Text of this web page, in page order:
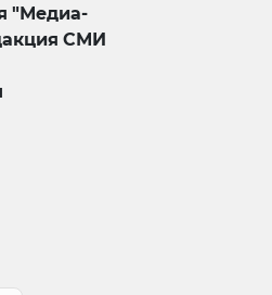
"Медиа-
СМИ